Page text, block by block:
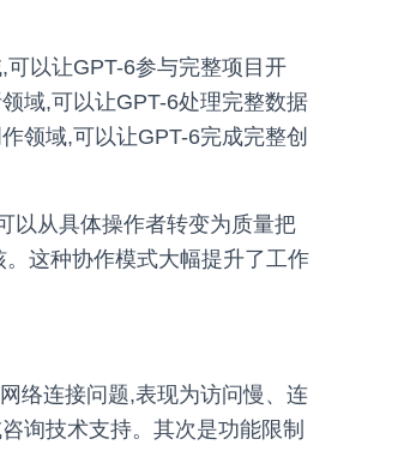
以让GPT-6参与完整项目开
域,可以让GPT-6处理完整数据
领域,可以让GPT-6完成完整创
以从具体操作者转变为质量把
这种协作模式大幅提升了工作
络连接问题,表现为访问慢、连
询技术支持。其次是功能限制